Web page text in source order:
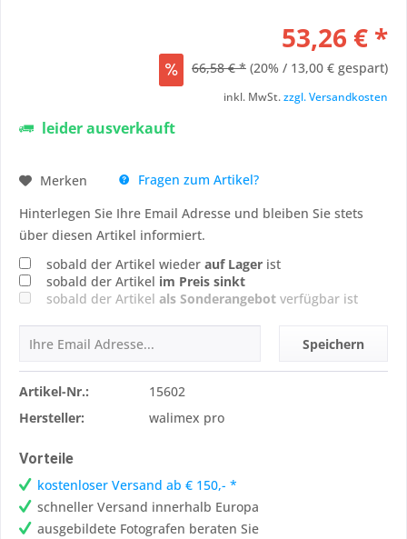
53,26 € *
66,58 € * (20% / 13,00 € gespart)
inkl. MwSt.zzgl. Versandkosten
leider ausverkauft
Merken
Fragen zum Artikel?
Hinterlegen Sie Ihre Email Adresse und bleiben Sie stets
über diesen Artikel informiert.
sobald der Artikel wieder auf Lager ist
sobald der Artikel im Preis sinkt
sobald der Artikel als Sonderangebot verfügbar ist
Speichern
Artikel-Nr.:
15602
Hersteller:
walimex pro
Vorteile
kostenloser Versand ab € 150,- *
schneller Versand innerhalb Europa
ausgebildete Fotografen beraten Sie